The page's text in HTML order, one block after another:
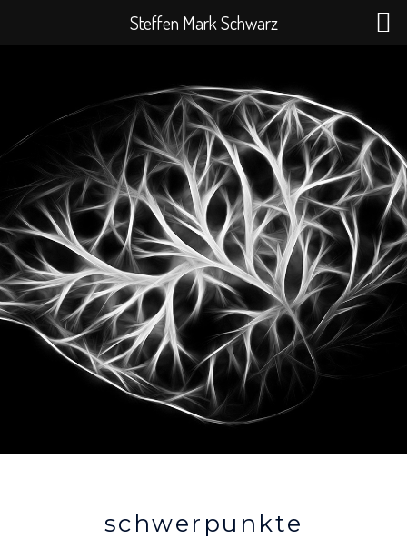
Menü
schwerpunkte
Steffen Mark Schwarz